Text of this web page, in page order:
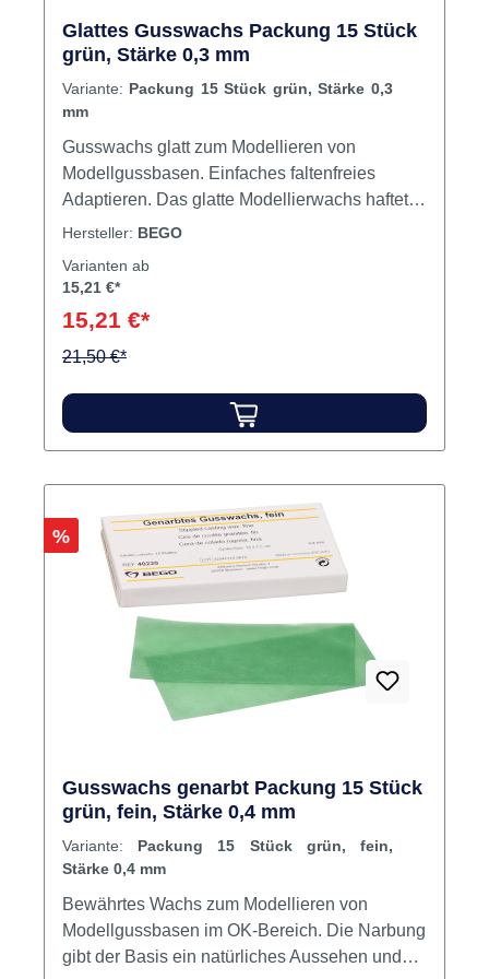
Glattes Gusswachs Packung 15 Stück
grün, Stärke 0,3 mm
Variante: Packung 15 Stück grün, Stärke 0,3
mm
Gusswachs glatt zum Modellieren von
Modellgussbasen. Einfaches faltenfreies
Adaptieren. Das glatte Modellierwachs haftet
fest auf dem Einbettmassemodell und
Transparenz des Wachses ermöglicht eine
Anzeichnungen auf dem Meistermodell und
erspart unnötige, zeitaufwändige Korrekturen
Platten
Hersteller: BEGO
Varianten ab
15,21 €*
15,21 €*
21,50 €*
Rabatt
%
Gusswachs genarbt Packung 15 Stück
grün, fein, Stärke 0,4 mm
Variante: Packung 15 Stück grün, fein,
Stärke 0,4 mm
Bewährtes Wachs zum Modellieren von
Modellgussbasen im OK-Bereich. Die Narbung
gibt der Basis ein natürliches Aussehen und